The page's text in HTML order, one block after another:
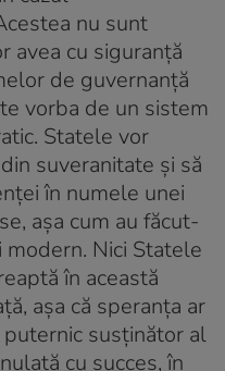
nu sunt
avea cu siguranță
de guvernanță
vorba de un sistem
Statele vor
suveranitate și să
în numele unei
așa cum au făcut-
Nici Statele
în această
așa că speranța ar
puternic susținător al
cu succes, în